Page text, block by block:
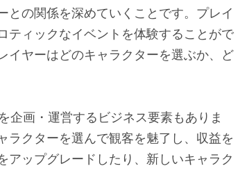
の関係を深めていくことです。プレイ
ティックなイベントを体験することがで
イヤーはどのキャラクターを選ぶか、ど
企画・運営するビジネス要素もありま
クターを選んで観客を魅了し、収益を
ップグレードしたり、新しいキャラク